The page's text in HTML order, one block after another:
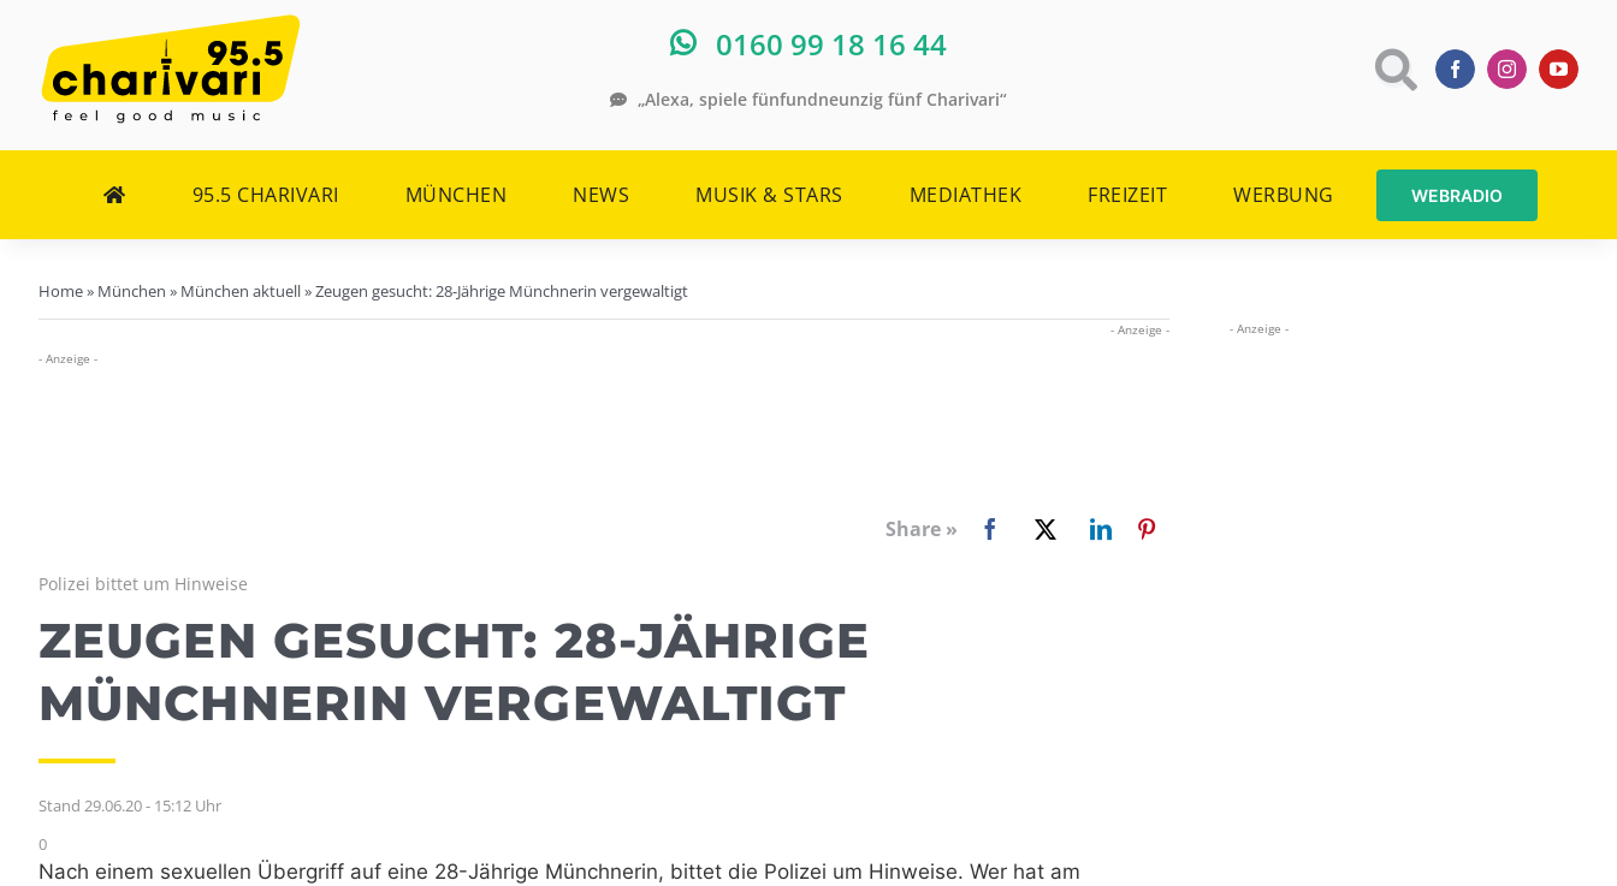
Inhalt
springen
0160 99 18 16 44
„Alexa, spiele fünfundneunzig fünf Charivari“
95.5 CHARIVARI MÜNCHEN NEWS MUSIK & STARS MEDIATHEK FREIZEIT WERBUNG WEBRADIO
Home» München » München aktuell»Zeugen gesucht: 28-Jährige Münchnerin vergewaltigt
- Anzeige -
- Anzeige -
Share »
Polizei bittet um Hinweise
ZEUGEN GESUCHT: 28-JÄHRIGE
MÜNCHNERIN VERGEWALTIGT
Stand 29.06.20 - 15:12 Uhr
0
Nach einem sexuellen Übergriff auf eine 28-Jährige Münchnerin, bittet die Polizei um Hinweise. Wer hat am
- Anzeige -